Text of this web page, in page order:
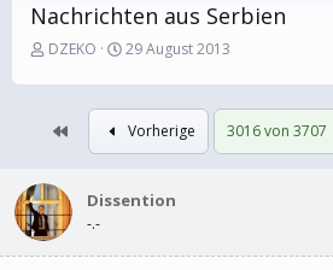
Nachrichten aus Serbien
E
s
e
e
r
DZEKO
E
s
t
e
l
t
29 August 2013
Vorherige 3016 von 3707
Dissention
-.-